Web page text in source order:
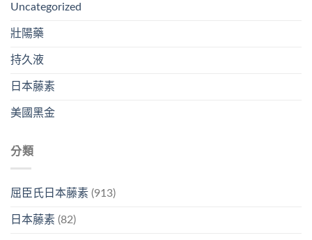
Uncategorized
壯陽藥
持久液
日本藤素
美國黑金
分類
屈臣氏日本藤素 (913)
日本藤素 (82)